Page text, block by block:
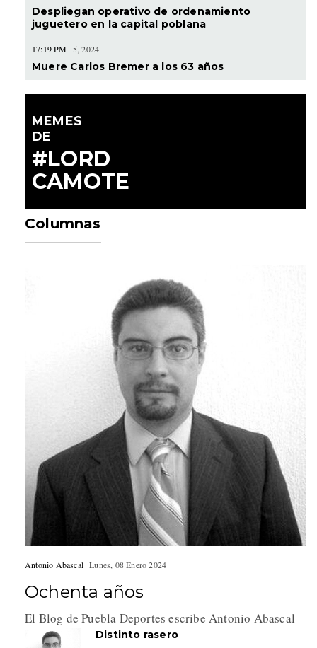
Despliegan operativo de ordenamiento
juguetero en la capital poblana
17:19 PM 5, 2024
Muere Carlos Bremer a los 63 años
MEMES
DE
#LORD
CAMOTE
Columnas
Antonio Abascal Lunes, 08 Enero 2024
Ochenta años
El Blog de Puebla Deportes escribe Antonio Abascal
Distinto rasero